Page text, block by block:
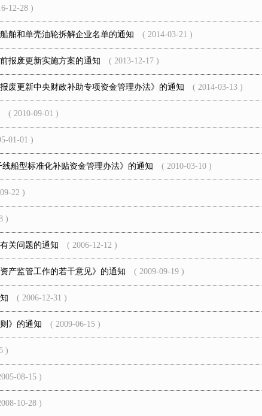
12-28 )
舶和单壳油轮拆解企业名单的通知 ( 2014-03-21 )
报废更新实施方案的通知 ( 2013-12-17 )
废更新中央财政补助专项资金管理办法》的通知 ( 2014-03-13 )
( 2010-09-01 )
01-01 )
船型标准化补贴资金管理办法》的通知 ( 2010-03-10 )
22 )
)
关问题的通知 ( 2006-12-12 )
产监管工作的若干意见》的通知 ( 2009-09-19 )
( 2006-12-31 )
》的通知 ( 2009-06-15 )
)
08-15 )
10-28 )